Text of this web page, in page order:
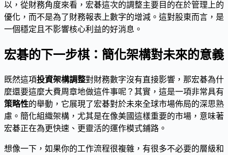
以，從財務角度來看，宏碁這次的調整主要目的在於管理上的
優化，而不是為了財務報表上數字的增減。這對股東而言，是
一個穩定且不影響核心利益的好消息。
宏碁的下一步棋：簡化架構對未來的意義
既然這項投資架構調整對財務數字沒有直接影響，那宏碁為什
麼還要這麼大費周章地做這件事呢？其實，這是一項非常具有
策略性的舉動，它展現了宏碁對於未來全球市場佈局的深思熟
慮。簡化組織架構，尤其是在像美國這樣重要的市場，意味著
宏碁正在為更快速、更靈活的運作模式鋪路。
想像一下，如果你的工作流程很複雜，有很多不必要的層級和